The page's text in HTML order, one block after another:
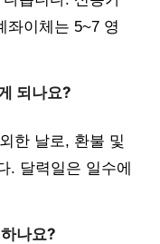
좌이체는 5~7 영
되나요?
한 날로, 환불 및
. 달력일은 일수에
나요?